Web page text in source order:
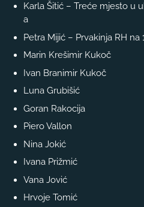
Karla Šitić – Treće mjesto u
a
Petra Mijić – Prvakinja RH na
Marin Krešimir Kukoč
Ivan Branimir Kukoč
Luna Grubišić
Goran Rakocija
Piero Vallon
Nina Jokić
Ivana Prižmić
Vana Jović
Hrvoje Tomić